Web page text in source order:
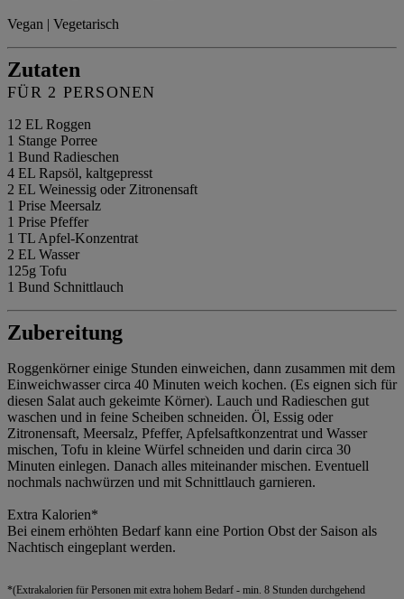
Vegan | Vegetarisch
Zutaten
FÜR 2 PERSONEN
12 EL Roggen
1 Stange Porree
1 Bund Radieschen
4 EL Rapsöl, kaltgepresst
2 EL Weinessig oder Zitronensaft
1 Prise Meersalz
1 Prise Pfeffer
1 TL Apfel-Konzentrat
2 EL Wasser
125g Tofu
1 Bund Schnittlauch
Zubereitung
Roggenkörner einige Stunden einweichen, dann zusammen mit dem
Einweichwasser circa 40 Minuten weich kochen. (Es eignen sich für
diesen Salat auch gekeimte Körner). Lauch und Radieschen gut
waschen und in feine Scheiben schneiden. Öl, Essig oder
Zitronensaft, Meersalz, Pfeffer, Apfelsaftkonzentrat und Wasser
mischen, Tofu in kleine Würfel schneiden und darin circa 30
Minuten einlegen. Danach alles miteinander mischen. Eventuell
nochmals nachwürzen und mit Schnittlauch garnieren.
Extra Kalorien*
Bei einem erhöhten Bedarf kann eine Portion Obst der Saison als
Nachtisch eingeplant werden.
*(Extrakalorien für Personen mit extra hohem Bedarf - min. 8 Stunden durchgehend